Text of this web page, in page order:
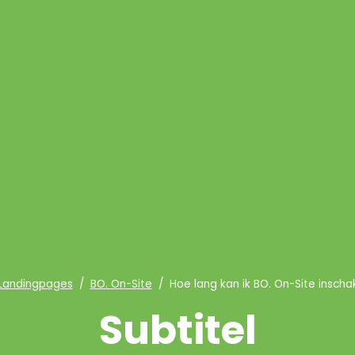
BO. On-Site Hoe lang kan ik BO. On-Site
Subtitel